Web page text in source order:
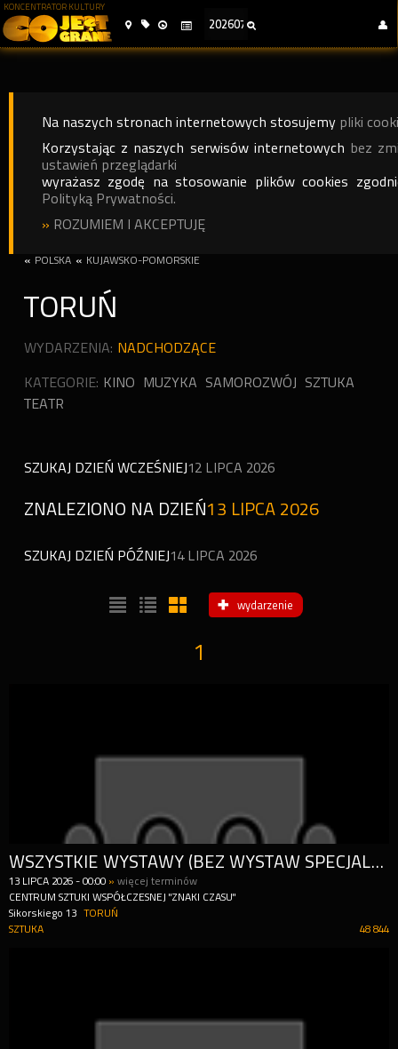
KONCENTRATOR KULTURY
Na naszych stronach internetowych stosujemy pliki
Korzystając z naszych serwisów internetowych bez
ustawień przeglądarki
wyrażasz zgodę na stosowanie plików cookies
Polityką Prywatności.
» ROZUMIEM I AKCEPTUJĘ
« POLSKA « KUJAWSKO-POMORSKIE
TORUŃ
WYDARZENIA: NADCHODZĄCE
KATEGORIE: KINO MUZYKA SAMOROZWÓJ SZTUKA
TEATR
SZUKAJ DZIEŃ WCZEŚNIEJ12 LIPCA 2026
ZNALEZIONO NA DZIEŃ13 LIPCA 2026
SZUKAJ DZIEŃ PÓŹNIEJ14 LIPCA 2026
wydarzenie
1
WSZYSTKIE WYSTAWY (BEZ WYSTAW SPECJALNYCH/KOMERCYJNYCH) + PARK RZEŹBY WYSTAWA STAŁA
13 LIPCA 2026 -00:00 »więcej terminów
CENTRUM SZTUKI WSPÓŁCZESNEJ "ZNAKI CZASU"
Sikorskiego 13
TORUŃ
48 844
SZTUKA